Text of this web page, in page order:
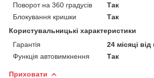
Поворот на 360 градусів
Так
Блокування кришки
Так
Користувальницькі характеристики
Гарантія
24 місяці
Функція автовимкнення
Так
Приховати